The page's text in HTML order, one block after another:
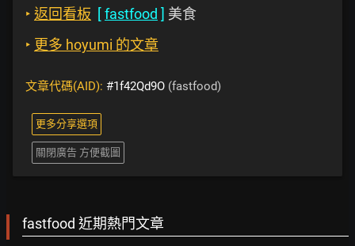
‣ 返回看板 [fastfood ] 美食
‣ 更多 hoyumi 的文章
文章代碼(AID): #1f42Qd9O (fastfood)
更多分享選項
關閉廣告 方便截圖
fastfood 近期熱門文章